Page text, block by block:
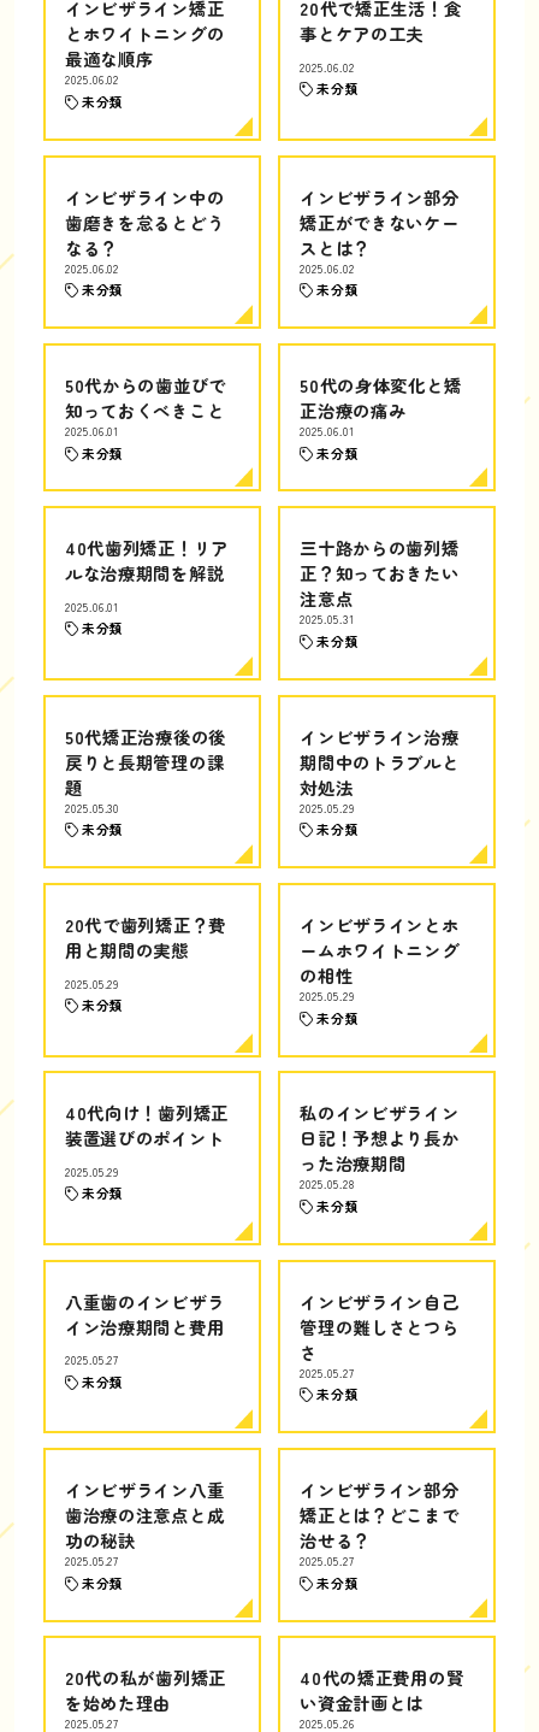
インビザライン矯正
とホワイトニングの
最適な順序
2025.06.02
未分類
20代で矯正生活！食
事とケアの工夫
2025.06.02
未分類
インビザライン中の
歯磨きを怠るとどう
なる？
2025.06.02
未分類
インビザライン部分
矯正ができないケー
スとは？
2025.06.02
未分類
50代からの歯並びで
知っておくべきこと
2025.06.01
未分類
50代の身体変化と矯
正治療の痛み
2025.06.01
未分類
40代歯列矯正！リア
ルな治療期間を解説
2025.06.01
未分類
三十路からの歯列矯
正？知っておきたい
注意点
2025.05.31
未分類
50代矯正治療後の後
戻りと長期管理の課
題
2025.05.30
未分類
インビザライン治療
期間中のトラブルと
対処法
2025.05.29
未分類
20代で歯列矯正？費
用と期間の実態
2025.05.29
未分類
インビザラインとホ
ームホワイトニング
の相性
2025.05.29
未分類
40代向け！歯列矯正
装置選びのポイント
2025.05.29
未分類
私のインビザライン
日記！予想より長か
った治療期間
2025.05.28
未分類
八重歯のインビザラ
イン治療期間と費用
2025.05.27
未分類
インビザライン自己
管理の難しさとつら
さ
2025.05.27
未分類
インビザライン八重
歯治療の注意点と成
功の秘訣
2025.05.27
未分類
インビザライン部分
矯正とは？どこまで
治せる？
2025.05.27
未分類
20代の私が歯列矯正
を始めた理由
2025.05.27
40代の矯正費用の賢
い資金計画とは
2025.05.26